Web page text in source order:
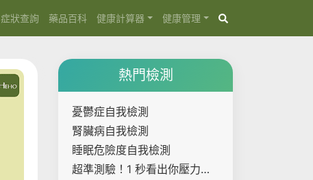
症狀查詢 藥品百科 健康計算器 健康管理
熱門檢測
憂鬱症自我檢測
腎臟病自我檢測
睡眠危險度自我檢測
超準測驗！1 秒看出你壓力有